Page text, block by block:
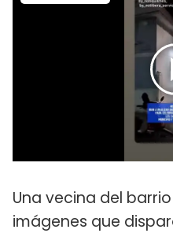
Una vecina del
imágenes que